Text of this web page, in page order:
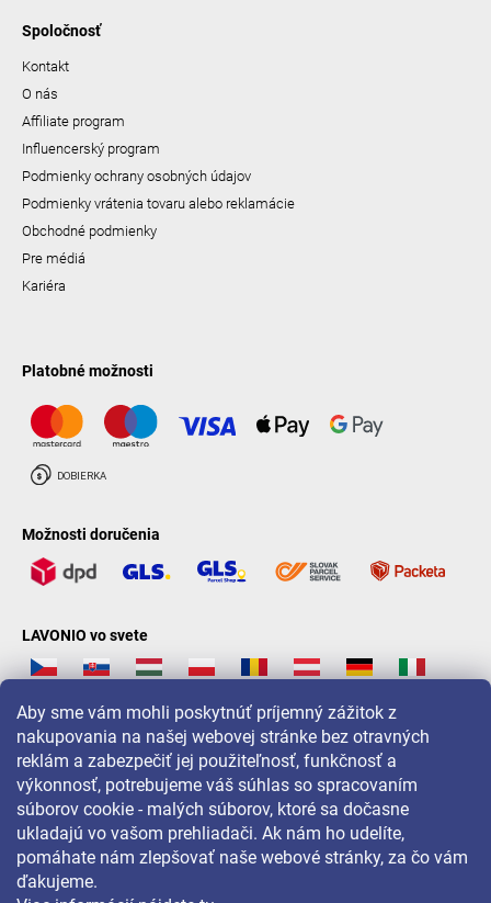
Aby sme vám mohli poskytnúť príjemný zážitok z
nakupovania na našej webovej stránke bez otravných
reklám a zabezpečiť jej použiteľnosť, funkčnosť a
výkonnosť, potrebujeme váš súhlas so spracovaním
súborov cookie - malých súborov, ktoré sa dočasne
ukladajú vo vašom prehliadači. Ak nám ho udelíte,
pomáhate nám zlepšovať naše webové stránky, za čo vám
ďakujeme.
Spoločnosť
Kontakt
O nás
Affiliate program
Influencerský program
Podmienky ochrany osobných údajov
Podmienky vrátenia tovaru alebo reklamácie
Obchodné podmienky
Pre médiá
Kariéra
Platobné možnosti
Možnosti doručenia
LAVONIO vo svete
Pre akcie, súťaže a zľavy nás sledujte na: